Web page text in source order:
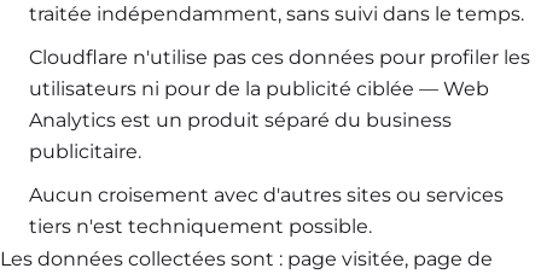
traitée indépendamment, sans suivi dans le temps.
Cloudflare n'utilise pas ces données pour profiler les
utilisateurs ni pour de la publicité ciblée — Web
Analytics est un produit séparé du business
publicitaire.
Aucun croisement avec d'autres sites ou services
tiers n'est techniquement possible.
Les données collectées sont : page visitée, page de